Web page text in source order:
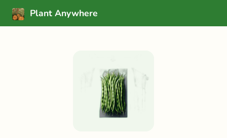
Plant Anywhere